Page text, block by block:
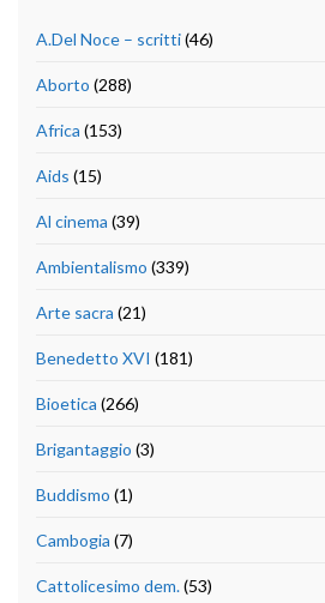
A.Del Noce – scritti(46)
Aborto (288)
Africa (153)
Aids (15)
Al cinema (39)
Ambientalismo (339)
Arte sacra (21)
Benedetto XVI (181)
Bioetica (266)
Brigantaggio (3)
Buddismo (1)
Cambogia (7)
Cattolicesimo dem.(53)